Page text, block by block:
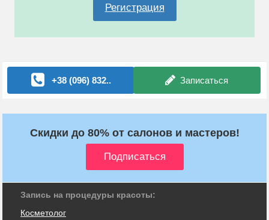
Регистрация
+38 (096) 832.. Записаться
Скидки до 80% от салонов и мастеров!
Запись на процедуры красоты:
Косметолог